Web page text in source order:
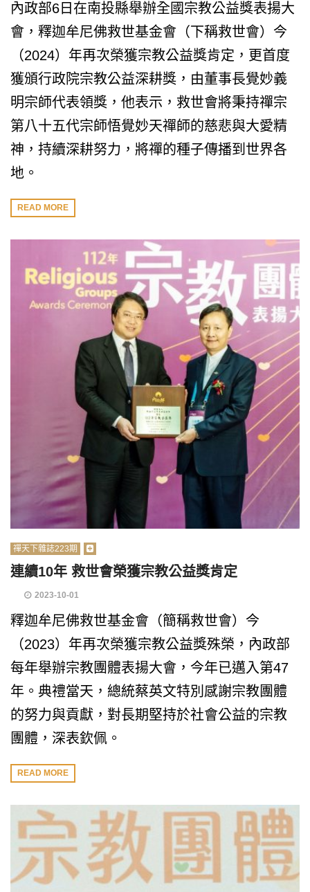
內政部6日在南投縣舉辦全國宗教公益獎表揚大
會，釋迦牟尼佛救世基金會（下稱救世會）今
（2024）年再次榮獲宗教公益獎肯定，更首度
獲頒行政院宗教公益深耕獎，由董事長覺妙義
明宗師代表領獎，他表示，救世會將秉持禪宗
第八十五代宗師悟覺妙天禪師的慈悲與大愛精
神，持續深耕努力，將禪的種子傳播到世界各
地。
READ MORE
禪天下雜誌223期
連續10年 救世會榮獲宗教公益獎肯定
2023-10-01
釋迦牟尼佛救世基金會（簡稱救世會）今
（2023）年再次榮獲宗教公益獎殊榮，內政部
每年舉辦宗教團體表揚大會，今年已邁入第47
年。典禮當天，總統蔡英文特別感謝宗教團體
的努力與貢獻，對長期堅持於社會公益的宗教
團體，深表欽佩。
READ MORE